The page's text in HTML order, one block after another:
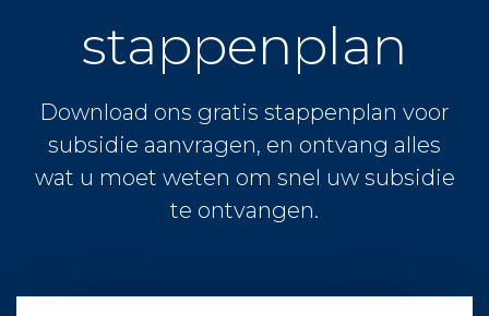
stappenplan
Download ons gratis stappenplan voor
subsidie aanvragen, en ontvang alles
wat u moet weten om snel uw subsidie
te ontvangen.